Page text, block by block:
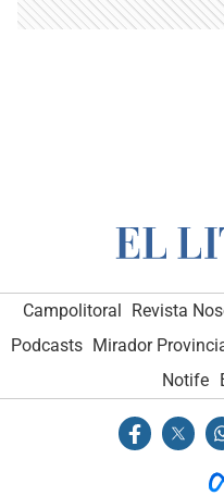
Campolitoral Revista
Podcasts Mirador
Notife